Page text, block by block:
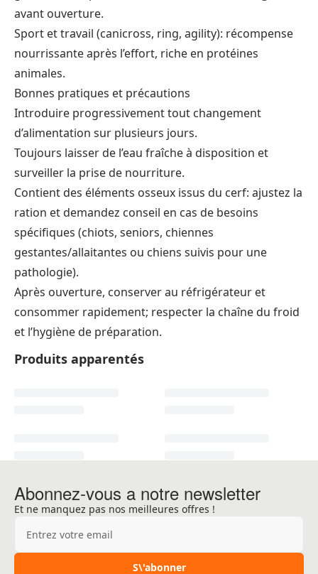
avant ouverture.
Sport et travail (canicross, ring, agility): récompense
nourrissante après l’effort, riche en protéines
animales.
Bonnes pratiques et précautions
Introduire progressivement tout changement
d’alimentation sur plusieurs jours.
Toujours laisser de l’eau fraîche à disposition et
surveiller la prise de nourriture.
Contient des éléments osseux issus du cerf: ajustez la
ration et demandez conseil en cas de besoins
spécifiques (chiots, seniors, chiennes
gestantes/allaitantes ou chiens suivis pour une
pathologie).
Après ouverture, conserver au réfrigérateur et
consommer rapidement; respecter la chaîne du froid
et l’hygiène de préparation.
Produits apparentés
Abonnez-vous a notre newsletter
Et ne manquez pas nos meilleures offres !
S\'abonner